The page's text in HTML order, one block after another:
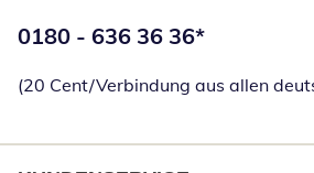
Telefonnummer:
0180 - 636 36 36*
(20 Cent/Verbindung aus allen